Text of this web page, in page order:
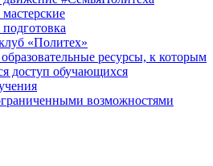
«Политех»
ресурсы, к которым
доступ обучающихся
возможностями